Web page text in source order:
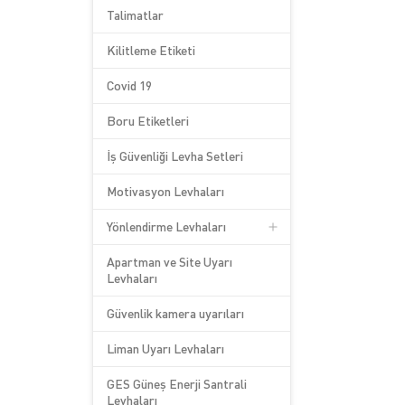
Talimatlar
Kilitleme Etiketi
Covid 19
Boru Etiketleri
İş Güvenliği Levha Setleri
Motivasyon Levhaları
Yönlendirme Levhaları
Apartman ve Site Uyarı
Levhaları
Güvenlik kamera uyarıları
Liman Uyarı Levhaları
GES Güneş Enerji Santrali
Levhaları